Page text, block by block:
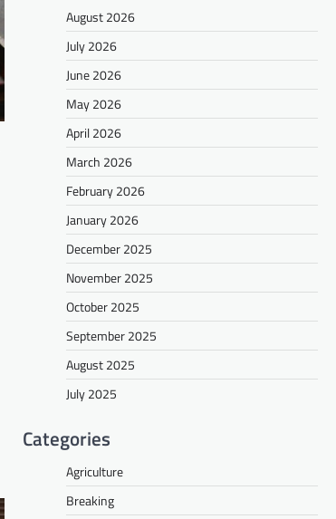
August 2026
July 2026
June 2026
May 2026
April 2026
March 2026
February 2026
January 2026
December 2025
November 2025
October 2025
September 2025
August 2025
July 2025
Categories
Agriculture
Breaking